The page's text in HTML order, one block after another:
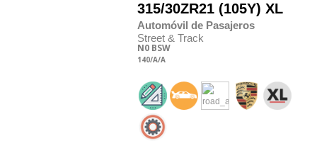
315/30ZR21 (105Y) XL
Automóvil de Pasajeros
Street & Track
N0 BSW
140/A/A